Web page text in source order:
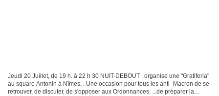
Jeudi 20 Juillet, de 19 h. à 22 h 30 NUIT-DEBOUT . organise une "Gratiferia"
au square Antonin à Nîmes, . Une occasion pour tous les anti- Macron de se
retrouver, de discuter, de s'opposer aux Ordonnances. ...de préparer la